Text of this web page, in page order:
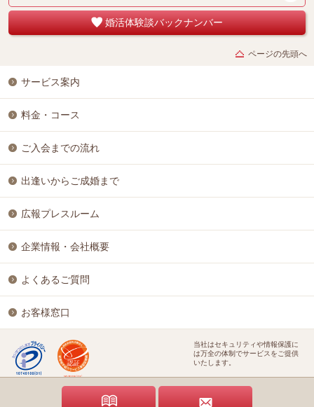
婚活体験談バックナンバー
ページの先頭へ
サービス案内
料金・コース
ご入会までの流れ
出逢いからご成婚まで
広報プレスルーム
企業情報・会社概要
よくあるご質問
お客様窓口
当社はセキュリティや情報保護に
は万全の体制でサービスをご提供
いたします。
特定商取引に基づく表記 結婚相談ビジネス開業支援